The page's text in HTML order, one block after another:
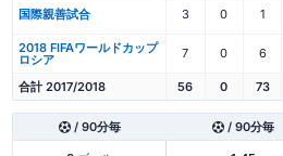
国際親善試合 3 0 1
2018 FIFAワールドカップ
ロシア 7 0 6
合計 2017/2018 56 0 73
/ 90分毎 / 90分毎